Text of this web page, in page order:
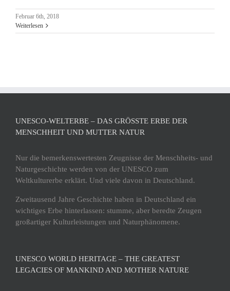
Februar 6th, 2018
Weiterlesen
UNESCO-WELTERBE – DAS GRÖSSTE ERBE DER M
ENSCHHEIT UND MUTTER NATUR
Nur die bemerkenswertesten Zeugnisse der Menschheits- und
Naturgeschichte werden von der UNESCO zum
Weltkulturerbe erklärt. Und viele davon in Deutschland.
Zweitausend Jahre Geschichte haben in Deutschland ein
wichtiges Erbe hinterlassen: stumme, aber beredte Zeugen
großartiger Kulturleistungen und Naturphänomene.
UNESCO WORLD HERITAGE – THE GREATEST
LEGACIES OF MANKIND AND MOTHER NATURE